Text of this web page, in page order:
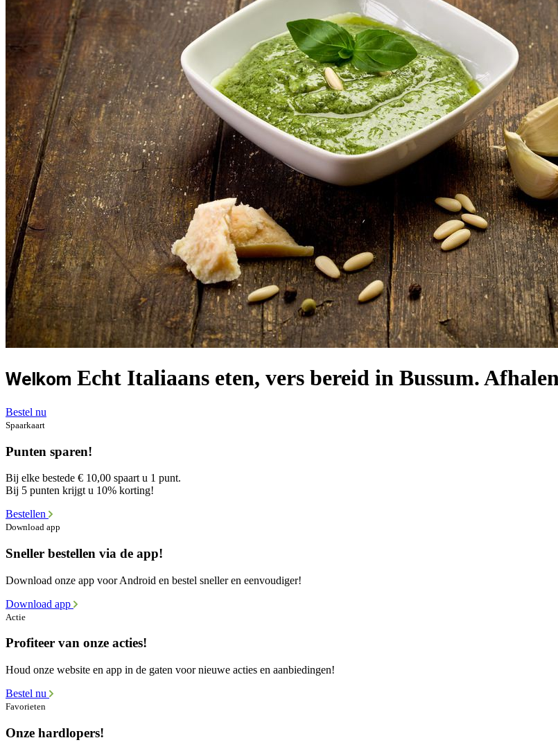
Welkom Echt Italiaans eten, vers bereid in Bussum.
Bestel nu
Spaarkaart
Punten sparen!
Bij elke bestede € 10,00 spaart u 1 punt.
Bij 5 punten krijgt u 10% korting!
Bestellen
Download app
Sneller bestellen via de app!
Download onze app voor Android en bestel sneller en eenvoudiger!
Download app
Actie
Profiteer van onze acties!
Houd onze website en app in de gaten voor nieuwe acties en aanbiedingen!
Bestel nu
Favorieten
Onze hardlopers!